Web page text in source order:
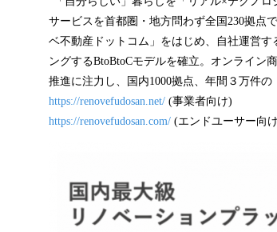
サービスを首都圏・地方問わず全国230拠点
ベ不動産ドットコム」をはじめ、自社運営
ングするBtoBtoCモデルを確立。オンライン
推進に注力し、国内1000拠点、年間３万件の
https://renovefudosan.net/ (事業者向け)
https://renovefudosan.com/ (エンドユーサー向